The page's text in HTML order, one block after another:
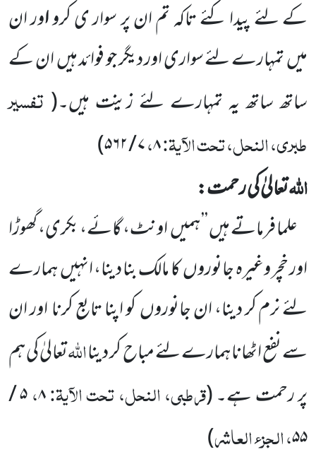
کے لئے پیدا کئے تاکہتم ان پر سوار ی کرواور ان
میںتمہارے لئے سواری اور دیگر جو فوائد ہیںان کے
ساتھ ساتھ یہ تمہارے لئے زینت ہیں۔( تفسیر
طبری، النحل، تحت الآیۃ:۸،۷ / ۵۶۲ )
اللّٰہتعالیٰ کی رحمت:
علما فرماتے ہیں ’’ ہمیںاونٹ، گائے، بکری، گھوڑا
اور خچر وغیرہ جانوروںکا مالک بنا دینا، انہیںہمارے
لئے نرم کر دینا، ان جانوروںکو اپنا تابع کرنااور ان
سے نفع اٹھانا ہمارے لئے مباح کر دینااللّٰہتعالیٰ کی ہم
پر رحمت ہے۔(قرطبی، النحل، تحت الآیۃ:۸، ۵ /
۵۵، الجزء العاشر)